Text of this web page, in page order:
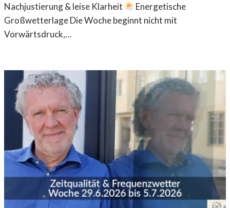
Nachjustierung & leise Klarheit
Energetische
Großwetterlage Die Woche beginnt nicht mit
Vorwärtsdruck,…